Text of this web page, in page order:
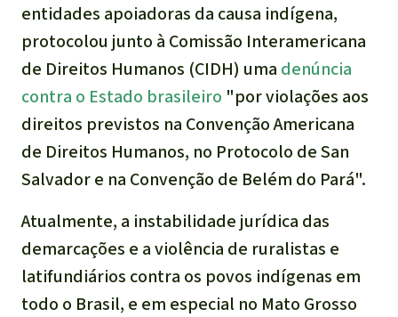
entidades apoiadoras da causa indígena,
protocolou junto à Comissão Interamericana
de Direitos Humanos (CIDH) uma denúncia
contra o Estado brasileiro "por violações aos
direitos previstos na Convenção Americana
de Direitos Humanos, no Protocolo de San
Salvador e na Convenção de Belém do Pará".
Atualmente, a instabilidade jurídica das
demarcações e a violência de ruralistas e
latifundiários contra os povos indígenas em
todo o Brasil, e em especial no Mato Grosso